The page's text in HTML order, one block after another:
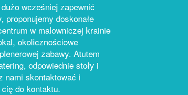
wcześniej zapewnić
doskonałe
w malowniczej krainie
okolicznościowe
zabawy. Atutem
odpowiednie stoły i
nami skontaktować i
do kontaktu.